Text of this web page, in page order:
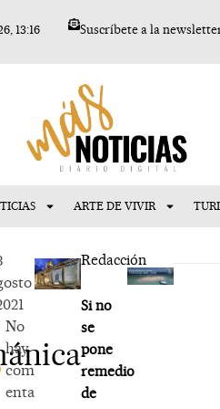
13:16 Suscríbete a la
ARTE DE VIVIR
No
hay
com
enta
Redacción
Si no
se
pone
remedio
de